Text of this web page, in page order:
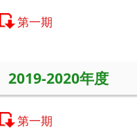
第一期
2019-2020年度
第一期